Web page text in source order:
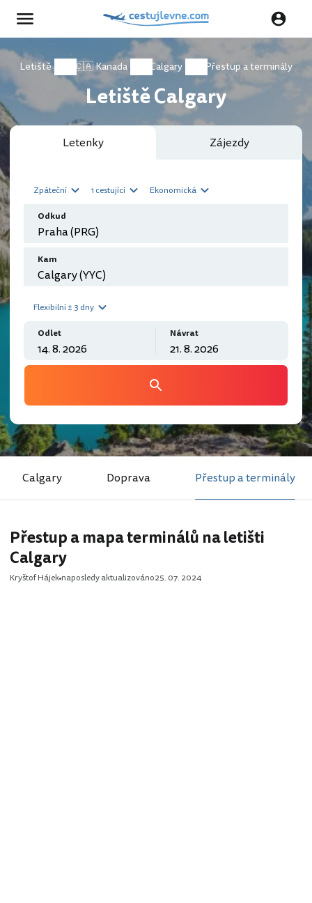
Letiště 🇨🇦 Kanada Calgary Přestup a terminály
Letiště Calgary
Letenky Zájezdy
Zpáteční 1 cestující Ekonomická
Odkud
Kam
Flexibilní ± 3 dny
Odlet Návrat
Calgary Doprava Přestup a terminály
Přestup a mapa terminálů na letišti
Calgary
Kryštof Hájek naposledy aktualizováno25. 07. 2024